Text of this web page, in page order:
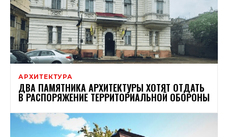
АРХИТЕКТУРА
ДВА ПАМЯТНИКА АРХИТЕКТУРЫ ХОТЯТ ОТДАТЬ
В РАСПОРЯЖЕНИЕ ТЕРРИТОРИАЛЬНОЙ ОБОРОНЫ